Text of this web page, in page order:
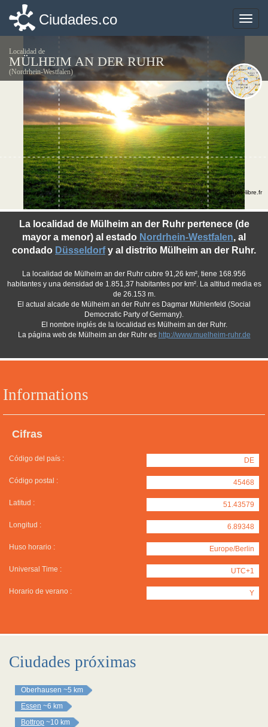
Toggle
Ciudades.co
Localidad de
MÜLHEIM AN DER RUHR
(Nordrhein-Westfalen)
Informations
Cifras
Código del país : DE
Código postal : 45468
Latitud : 51.43579
Longitud : 6.89348
Huso horario : Europe/Berlin
Universal Time : UTC+1
Horario de verano : Y
La localidad de Mülheim an der Ruhr pertenece (de
mayor a menor) al estado Nordrhein-Westfalen, al
condado Düsseldorfy al distrito Mülheim an der Ruhr.
La localidad de Mülheim an der Ruhr cubre 91,26 km², tiene 168.956
habitantes y una densidad de 1.851,37 habitantes por km². La altitud media es
de 26.153 m.
El actual alcade de Mülheim an der Ruhr es Dagmar Mühlenfeld (Social
Democratic Party of Germany).
El nombre inglés de la localidad es Mülheim an der Ruhr.
La página web de Mülheim an der Ruhr es http://www.muelheim-ruhr.de
©photo-libre.fr
Ciudades próximas
Oberhausen ~5 km
Essen ~6 km
Bottrop ~10 km
Toggle
Ciudades.co